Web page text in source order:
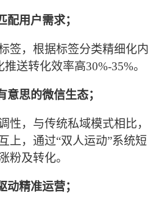
配用户需求；
签，根据标签分类精细化内
送转化效率高30%-35%。
意思的微信生态；
性，与传统私域模式相比，
上，通过“双人运动”系统短
粉及转化。
动精准运营；